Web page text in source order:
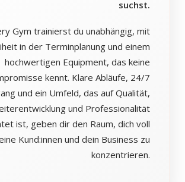
suchst.
Gym trainierst du unabhängig, mit
in der Terminplanung und einem
hochwertigen Equipment, das keine
kennt. Klare Abläufe, 24/7
und ein Umfeld, das auf Qualität,
und Professionalität
ist, geben dir den Raum, dich voll
Kund:innen und dein Business zu
konzentrieren.